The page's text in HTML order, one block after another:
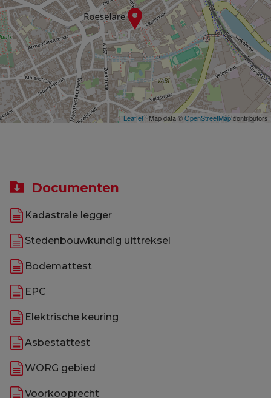
Leaflet| Map data ©OpenStreetMapcontributors
Documenten
Kadastrale legger
Stedenbouwkundig uittreksel
Bodemattest
EPC
Elektrische keuring
Asbestattest
WORG gebied
Voorkooprecht